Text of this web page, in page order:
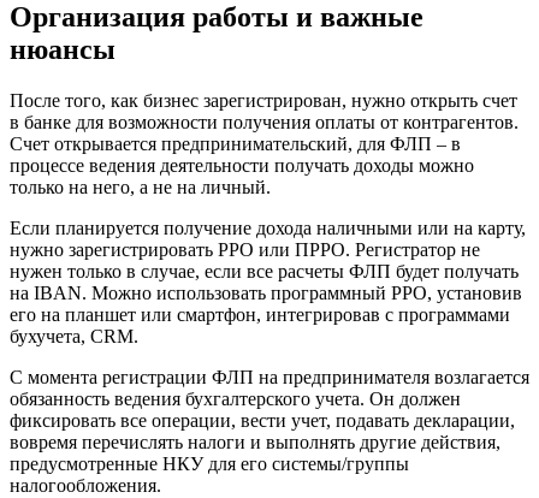
Организация работы и важные
нюансы
После того, как бизнес зарегистрирован, нужно открыть счет
в банке для возможности получения оплаты от контрагентов.
Счет открывается предпринимательский, для ФЛП – в
процессе ведения деятельности получать доходы можно
только на него, а не на личный.
Если планируется получение дохода наличными или на карту,
нужно зарегистрировать РРО или ПРРО. Регистратор не
нужен только в случае, если все расчеты ФЛП будет получать
на IBAN. Можно использовать программный РРО, установив
его на планшет или смартфон, интегрировав с программами
бухучета, CRM.
С момента регистрации ФЛП на предпринимателя возлагается
обязанность ведения бухгалтерского учета. Он должен
фиксировать все операции, вести учет, подавать декларации,
вовремя перечислять налоги и выполнять другие действия,
предусмотренные НКУ для его системы/группы
налогообложения.